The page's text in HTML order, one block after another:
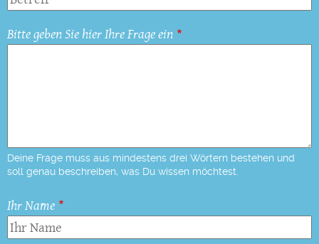
Bitte geben Sie hier Ihre Frage ein
Deine Frage muss aus mindestens drei Wörtern bestehen und
soll genau beschreiben, was Du wissen möchtest.
Ihr Name